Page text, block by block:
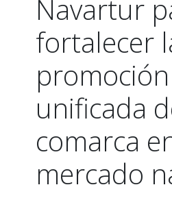
Navartur
fortalecer
promoción
unificada
comarca
mercado